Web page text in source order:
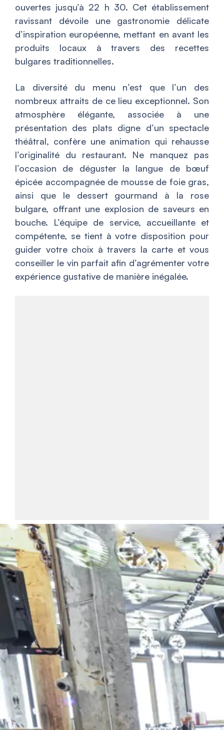
ouvertes jusqu’à 22 h 30. Cet établissement
ravissant dévoile une gastronomie délicate
d’inspiration européenne, mettant en avant les
produits locaux à travers des recettes
bulgares traditionnelles.
La diversité du menu n’est que l’un des
nombreux attraits de ce lieu exceptionnel. Son
atmosphère élégante, associée à une
présentation des plats digne d’un spectacle
théâtral, confère une animation qui rehausse
l’originalité du restaurant. Ne manquez pas
l’occasion de déguster la langue de bœuf
épicée accompagnée de mousse de foie gras,
ainsi que le dessert gourmand à la rose
bulgare, offrant une explosion de saveurs en
bouche. L’équipe de service, accueillante et
compétente, se tient à votre disposition pour
guider votre choix à travers la carte et vous
conseiller le vin parfait afin d’agrémenter votre
expérience gustative de manière inégalée.